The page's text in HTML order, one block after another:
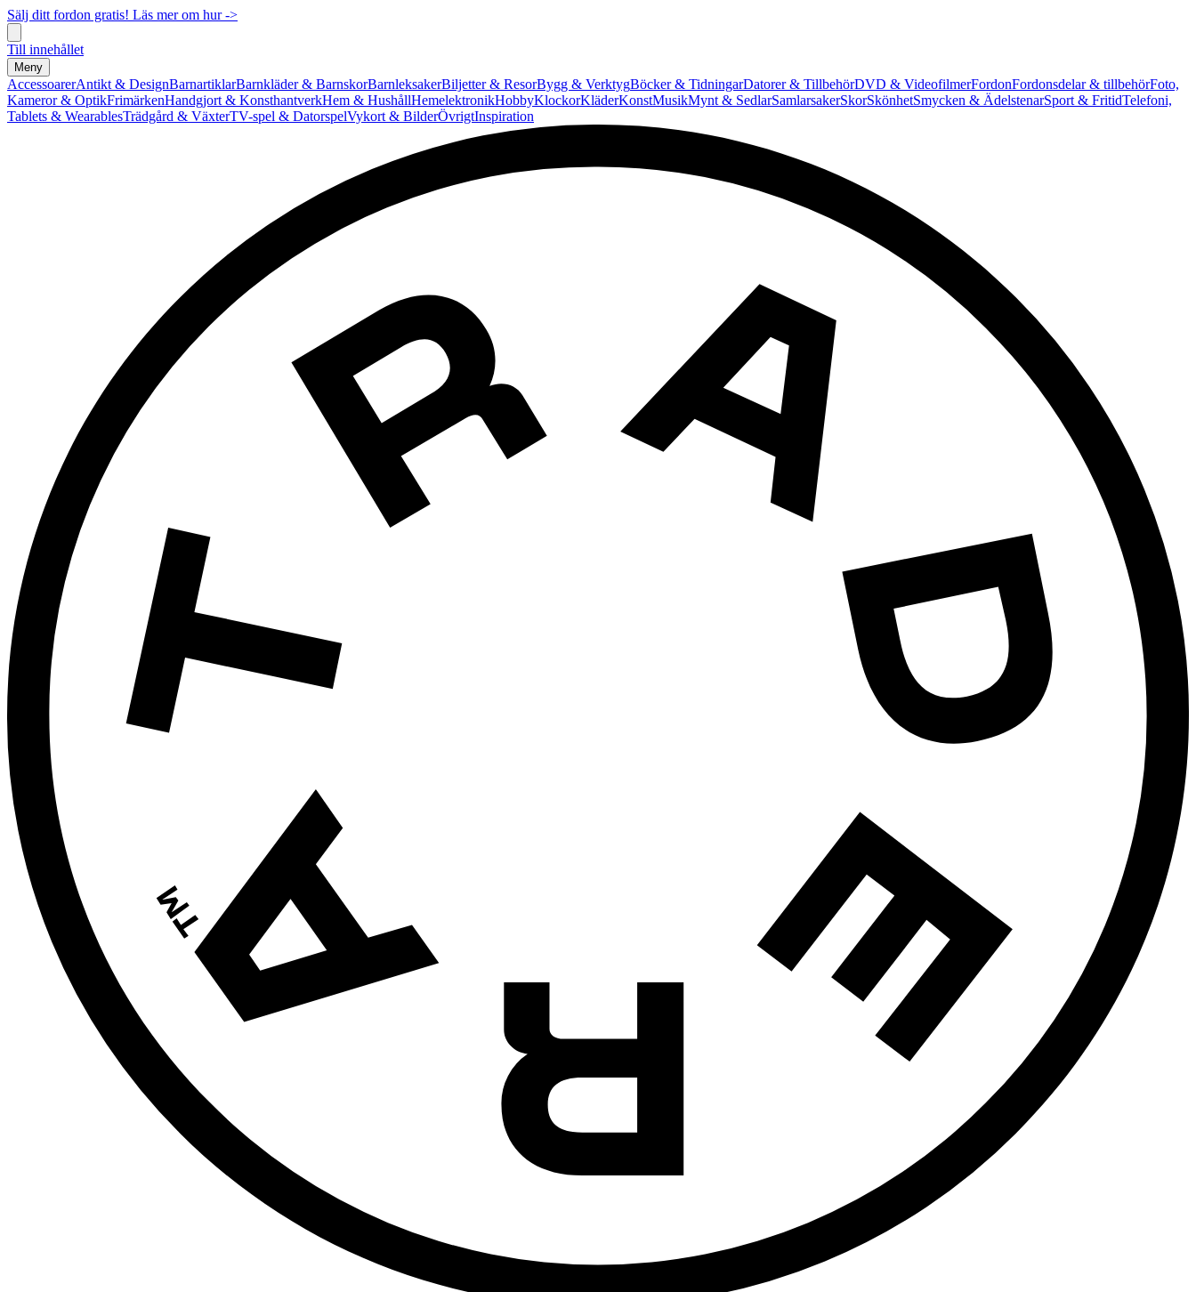
Sälj ditt fordon gratis! Läs mer om hur ->
Till innehållet
Meny
AccessoarerAntikt & DesignBarnartiklarBarnkläder & BarnskorBarnleksakerBiljetter & ResorBygg & VerktygBöcker & TidningarDatorer & TillbehörDVD & VideofilmerFordonFordonsdelar & tillbehörFoto,
Kameror & OptikFrimärkenHandgjort & KonsthantverkHem & HushållHemelektronikHobbyKlockorKläderKonstMusikMynt & SedlarSamlarsakerSkorSkönhetSmycken & ÄdelstenarSport & FritidTelefoni,
Tablets & WearablesTrädgård & VäxterTV-spel & DatorspelVykort & BilderÖvrigtInspiration